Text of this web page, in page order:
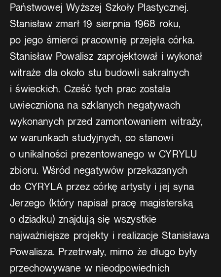
Państwowej Wyższej Szkoły Plastycznej.
Stanisław zmarł 19 sierpnia 1968 roku,
po jego śmierci pracownię przejęła córka.
Stanisław Powalisz zaprojektował i wykonał
witraże dla około stu budowli sakralnych
i świeckich. Cześć tych prac została
uwieczniona na szklanych negatywach
wykonanych przed zamontowaniem witraży,
w warunkach studyjnych, co stanowi
o unikalności prezentowanego w CYRYLU
zbioru. Wśród negatywów przekazanych
do CYRYLA przez córkę artysty i jej syna
Jerzego (który napisał pracę magisterską
o dziadku) znajdują się wszystkie
najważniejsze projekty i realizacje Stanisława
Powalisza. Przetrwały, mimo że długo były
przechowywane w nieodpowiednich